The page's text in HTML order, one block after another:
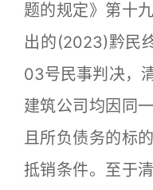
题的规定》第十
出的(2023)黔民
03号民事判决，
建筑公司均因同
且所负债务的标
抵销条件。至于